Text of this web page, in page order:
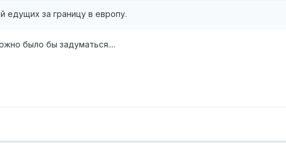
едущих за границу в европу.
было бы задуматься....